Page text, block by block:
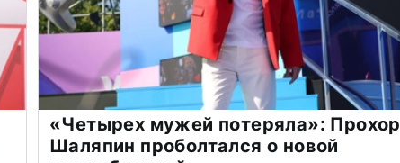
«Четырех мужей потеряла»: Прохор
Шаляпин проболтался о новой